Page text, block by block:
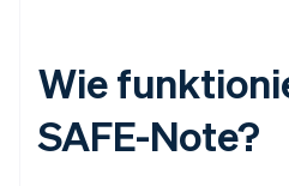
Wie
SAFE-Note?